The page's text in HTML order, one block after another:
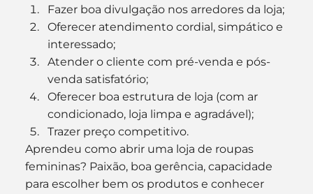
Fazer boa divulgação nos arredores da loja;
Oferecer atendimento cordial, simpático e
interessado;
Atender o cliente com pré-venda e pós-
venda satisfatório;
Oferecer boa estrutura de loja (com ar
condicionado, loja limpa e agradável);
Trazer preço competitivo.
Aprendeu como abrir uma loja de roupas
femininas? Paixão, boa gerência, capacidade
para escolher bem os produtos e conhecer